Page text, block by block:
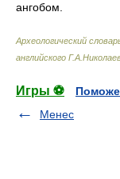
ангобом.
Археологический
английского
Игры ⚽
Менес